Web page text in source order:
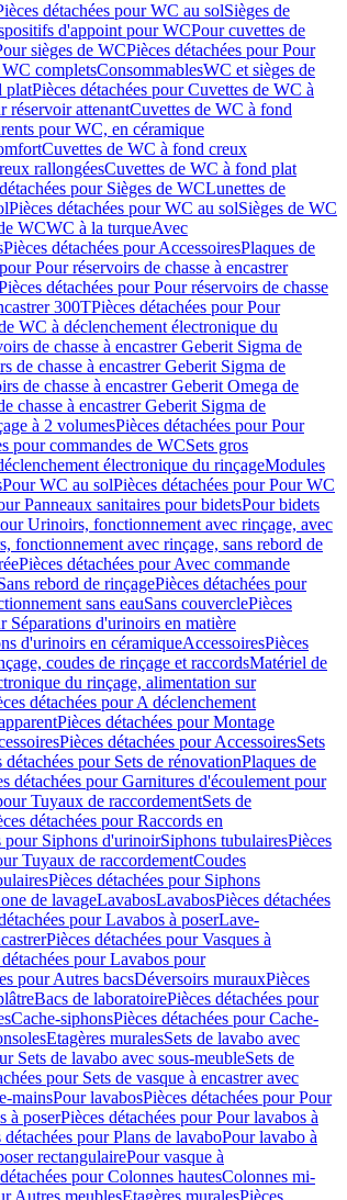
détachées pour WC au solSièges de
d'appoint pour WCPour cuvettes de
sièges de WCPièces détachées pour Pour
completsConsommablesWC et sièges de
platPièces détachées pour Cuvettes de WC à
réservoir attenantCuvettes de WC à fond
pour WC, en céramique
Cuvettes de WC à fond creux
rallongéesCuvettes de WC à fond plat
pour Sièges de WCLunettes de
Pièces détachées pour WC au solSièges de WC
WCWC à la turqueAvec
Pièces détachées pour AccessoiresPlaques de
Pour réservoirs de chasse à encastrer
détachées pour Pour réservoirs de chasse
300TPièces détachées pour Pour
WC à déclenchement électronique du
de chasse à encastrer Geberit Sigma de
de chasse à encastrer Geberit Sigma de
de chasse à encastrer Geberit Omega de
chasse à encastrer Geberit Sigma de
à 2 volumesPièces détachées pour Pour
pour commandes de WCSets gros
électronique du rinçageModules
Pour WC au solPièces détachées pour Pour WC
Panneaux sanitaires pour bidetsPour bidets
Urinoirs, fonctionnement avec rinçage, avec
fonctionnement avec rinçage, sans rebord de
Pièces détachées pour Avec commande
rebord de rinçagePièces détachées pour
sans eauSans couverclePièces
Séparations d'urinoirs en matière
d'urinoirs en céramiqueAccessoiresPièces
coudes de rinçage et raccordsMatériel de
du rinçage, alimentation sur
détachées pour A déclenchement
Pièces détachées pour Montage
Pièces détachées pour AccessoiresSets
détachées pour Sets de rénovationPlaques de
détachées pour Garnitures d'écoulement pour
Tuyaux de raccordementSets de
détachées pour Raccords en
pour Siphons d'urinoirSiphons tubulairesPièces
Tuyaux de raccordementCoudes
Pièces détachées pour Siphons
de lavageLavabosLavabosPièces détachées
pour Lavabos à poserLave-
Pièces détachées pour Vasques à
pour Lavabos pour
pour Autres bacsDéversoirs murauxPièces
Bacs de laboratoirePièces détachées pour
Cache-siphonsPièces détachées pour Cache-
Etagères muralesSets de lavabo avec
Sets de lavabo avec sous-meubleSets de
pour Sets de vasque à encastrer avec
mainsPour lavabosPièces détachées pour Pour
à poserPièces détachées pour Pour lavabos à
détachées pour Plans de lavaboPour lavabo à
rectangulairePour vasque à
pour Colonnes hautesColonnes mi-
Autres meublesEtagères muralesPièces